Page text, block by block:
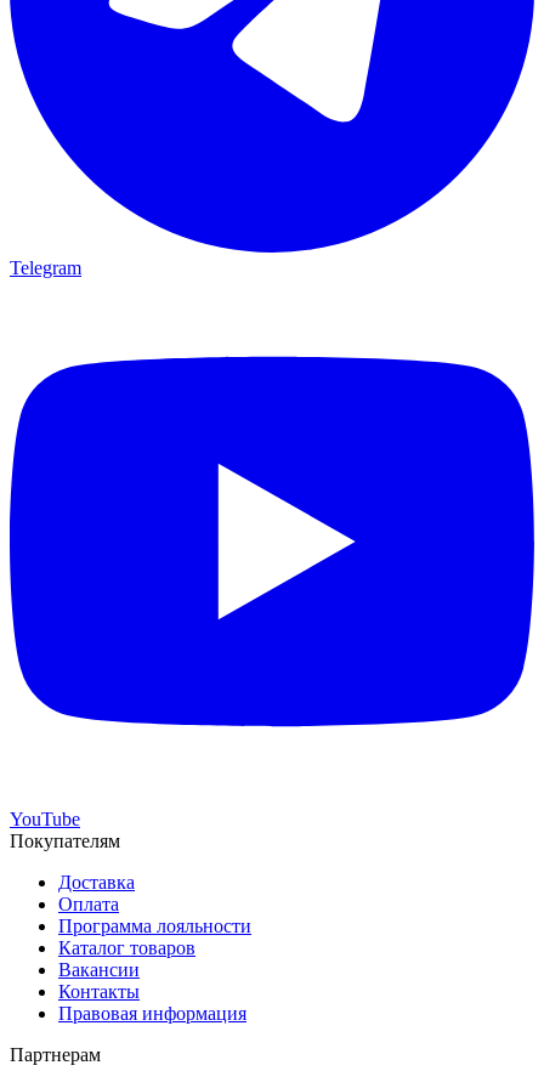
Telegram
YouTube
Покупателям
Доставка
Оплата
Программа лояльности
Каталог товаров
Вакансии
Контакты
Правовая информация
Партнерам